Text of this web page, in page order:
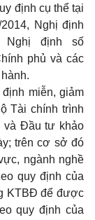
định cụ thể tại
Nghị định
Nghị định số
phủ và các
miễn, giảm
Tài chính trình
và Đầu tư khảo
trên cơ sở đó
ngành nghề
quy định của
KTBĐ để được
quy định của